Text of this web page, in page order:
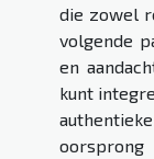
die zowel
volgende
en
kunt